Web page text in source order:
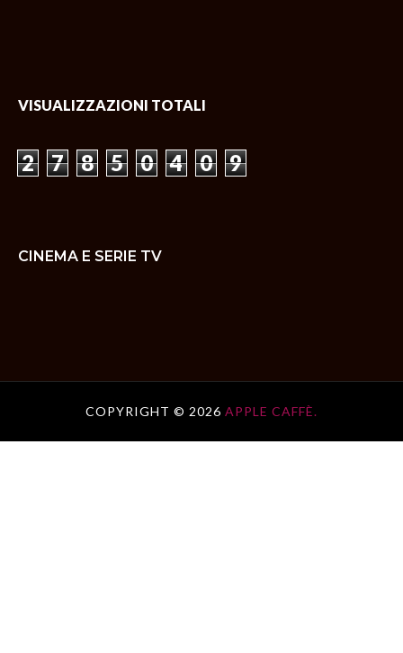
VISUALIZZAZIONI TOTALI
2 7 8 5 0 4 0 9
CINEMA E SERIE TV
COPYRIGHT © 2026 APPLE CAFFÈ.